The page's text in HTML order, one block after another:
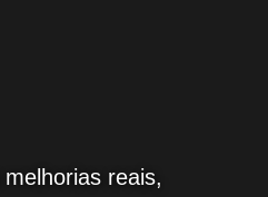
reais,